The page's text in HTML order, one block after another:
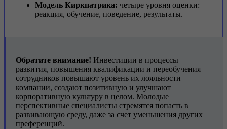
Модель Киркпатрика: четыре уровня оценки:
реакция, обучение, поведение, результаты.
Обратите внимание! Инвестиции в процессы
развития, повышения квалификации и переобучения
сотрудников повышают уровень их лояльности
компании, создают позитивную и улучшают
корпоративную культуру в целом. Молодые
перспективные специалисты стремятся попасть в
развивающую среду, даже за счет уменьшения других
преференций.